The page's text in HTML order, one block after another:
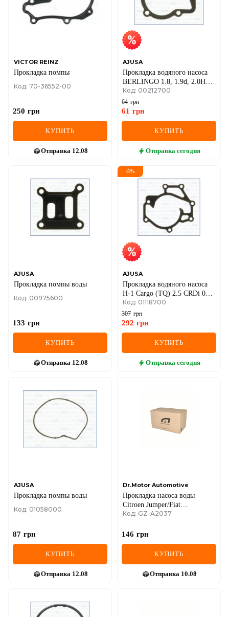
VICTOR REINZ
Прокладка помпы
Код: 70-36552-00
250 грн
КУПИТЬ
Отправка 12.08
AJUSA
Прокладка водяного насоса
BERLINGO 1.8, 1.9d, 2.0HDi
CITROEN
Код: 00212700
64 грн
61 грн
КУПИТЬ
Отправка сегодня
AJUSA
Прокладка помпы воды
Код: 00975600
133 грн
КУПИТЬ
Отправка 12.08
-5%
AJUSA
Прокладка водяного насоса
H-1 Cargo (TQ) 2.5 CRDi 08-,
PORTER 2.5 CRDi 03-04, KIA
SORENTO I (JC) 2.5 CRDi
06-11 HYUNDAI
Код: 01118700
307 грн
292 грн
КУПИТЬ
Отправка сегодня
AJUSA
Прокладка помпы воды
Код: 01058000
87 грн
КУПИТЬ
Отправка 12.08
Dr.Motor Automotive
Прокладка насоса воды
Citroen Jumper/Fiat
Ducato/Peugeot Boxer 3.0 HDi
Код: GZ-A2037
146 грн
КУПИТЬ
Отправка 10.08